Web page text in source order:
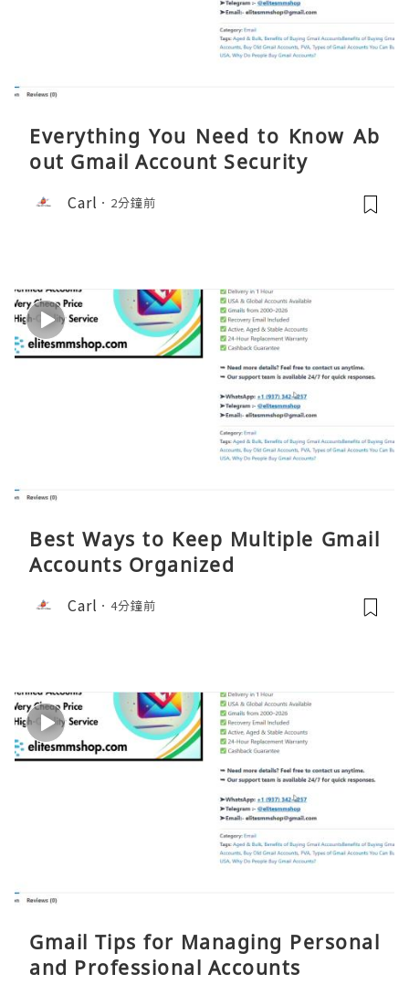
Everything You Need to Know Ab
out Gmail Account Security
Carl 2分鐘前
Best Ways to Keep Multiple Gmail
Accounts Organized
Carl 4分鐘前
Gmail Tips for Managing Personal
and Professional Accounts